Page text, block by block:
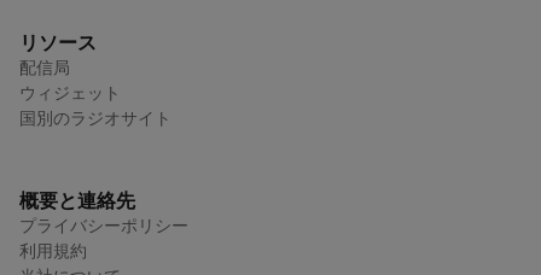
リソース
配信局
ウィジェット
国別のラジオサイト
概要と連絡先
プライバシーポリシー
利用規約